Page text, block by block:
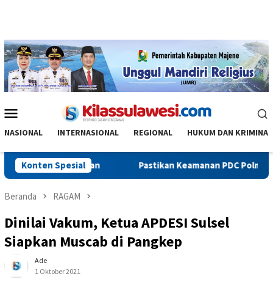
Mobile
NASIONAL INTERNASIONAL REGIONAL HUKUM DAN KRIMINAL
Konten Spesial Pastikan Keamanan PDC Polman
Beranda RAGAM
Dinilai Vakum, Ketua APDESI Sulsel
Siapkan Muscab di Pangkep
Ade
1 Oktober 2021